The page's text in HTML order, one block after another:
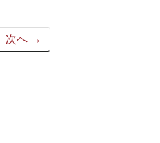
次へ →